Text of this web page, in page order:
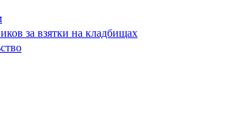
за взятки на кладбищах